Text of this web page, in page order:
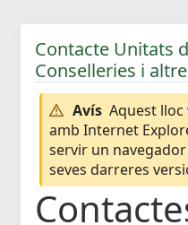
Contacte Unitats
Conselleries i
Avís Aquest
amb Internet
servir un
seves darreres